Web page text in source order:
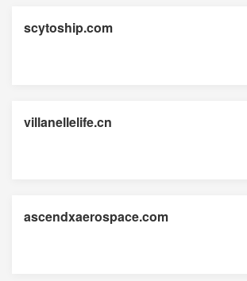
scytoship.com
villanellelife.cn
ascendxaerospace.com